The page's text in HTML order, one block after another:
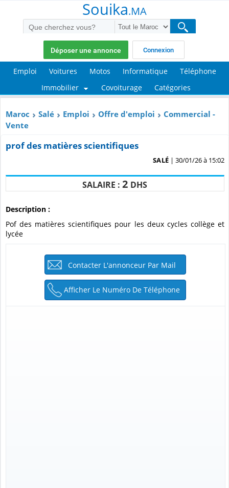
Souika.MA
Déposer une annonce Connexion
Emploi Voitures Motos Informatique
Téléphone
Immobilier
Covoiturage Catégories
Maroc Salé Emploi Offre d'emploi
Commercial -
Vente
prof des matières scientifiques
SALÉ | 30/01/26 à 15:02
SALAIRE :2 DHS
Description :
Pof des matières scientifiques pour les deux cycles collège et
lycée
Contacter L'annonceur Par Mail